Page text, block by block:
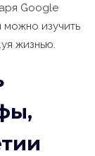
Google
изучить
жизнью.